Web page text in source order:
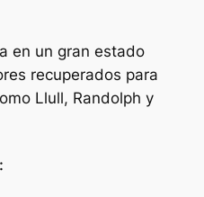
en un gran estado
recuperados para
Llull, Randolph y